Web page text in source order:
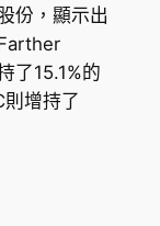
份，顯示出
了15.1%的
增持了